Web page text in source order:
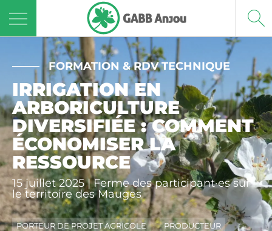
FORMATION & RDV TECHNIQUE
IRRIGATION EN
ARBORICULTURE
DIVERSIFIÉE : COMMENT
ÉCONOMISER LA
RESSOURCE
15 juillet 2025 | Ferme des participant·es sur
le territoire des Mauges
PORTEUR DE PROJET AGRICOLE PRODUCTEUR
Panneau de gestion des cookies